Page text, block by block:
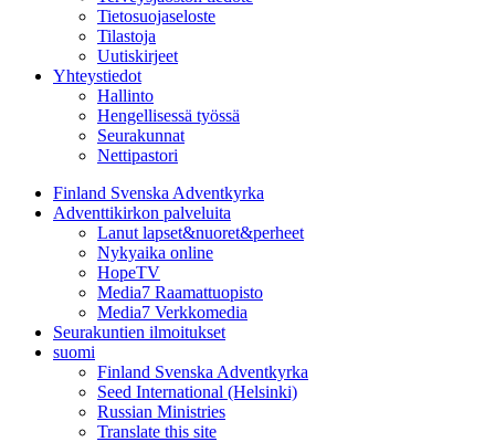
Tietosuojaseloste
Tilastoja
Uutiskirjeet
Yhteystiedot
Hallinto
Hengellisessä työssä
Seurakunnat
Nettipastori
Finland Svenska Adventkyrka
Adventtikirkon palveluita
Lanut lapset&nuoret&perheet
Nykyaika online
HopeTV
Media7 Raamattuopisto
Media7 Verkkomedia
Seurakuntien ilmoitukset
suomi
Finland Svenska Adventkyrka
Seed International (Helsinki)
Russian Ministries
Translate this site